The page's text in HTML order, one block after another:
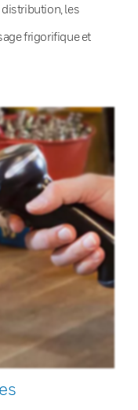
distribution, les
frigorifique et